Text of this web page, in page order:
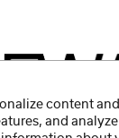
content
and